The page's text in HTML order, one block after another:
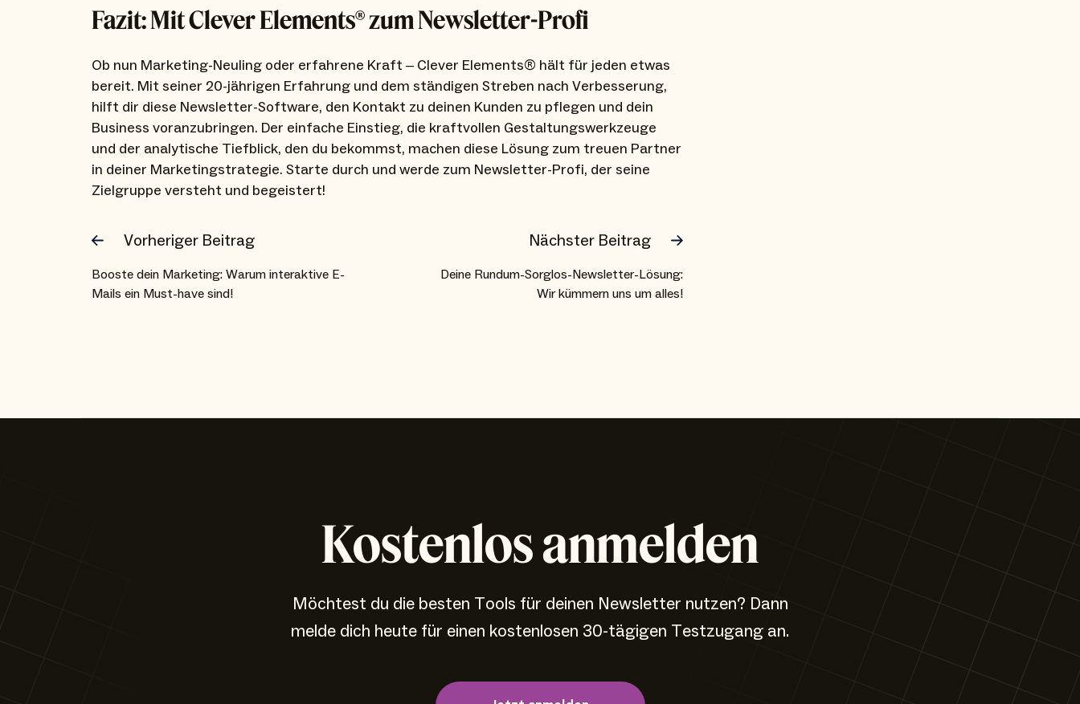
Fazit: Mit Clever Elements® zum Newsletter-Profi
Ob nun Marketing-Neuling oder erfahrene Kraft – Clever Elements® hält für jeden etwas
bereit. Mit seiner 20-jährigen Erfahrung und dem ständigen Streben nach Verbesserung,
hilft dir diese Newsletter-Software, den Kontakt zu deinen Kunden zu pflegen und dein
Business voranzubringen. Der einfache Einstieg, die kraftvollen Gestaltungswerkzeuge
und der analytische Tiefblick, den du bekommst, machen diese Lösung zum treuen Partner
in deiner Marketingstrategie. Starte durch und werde zum Newsletter-Profi, der seine
Zielgruppe versteht und begeistert!
Vorheriger Beitrag
Booste dein Marketing: Warum interaktive E-
Mails ein Must-have sind!
Nächster Beitrag
Deine Rundum-Sorglos-Newsletter-Lösung:
Wir kümmern uns um alles!
Kostenlos anmelden
Möchtest du die besten Tools für deinen Newsletter nutzen? Dann
melde dich heute für einen kostenlosen 30-tägigen Testzugang an.